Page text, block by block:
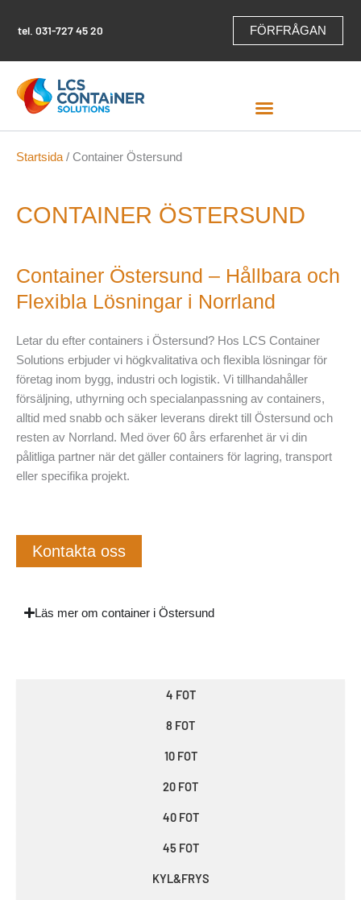
tel.031-727 45 20 FÖRFRÅGAN
Startsida / Container Östersund
CONTAINER ÖSTERSUND
Container Östersund – Hållbara och
Flexibla Lösningar i Norrland
Letar du efter containers i Östersund? Hos LCS Container
Solutions erbjuder vi högkvalitativa och flexibla lösningar för
företag inom bygg, industri och logistik. Vi tillhandahåller
försäljning, uthyrning och specialanpassning av containers,
alltid med snabb och säker leverans direkt till Östersund och
resten av Norrland. Med över 60 års erfarenhet är vi din
pålitliga partner när det gäller containers för lagring, transport
eller specifika projekt.
Kontakta oss
Läs mer om container i Östersund
4 FOT
8 FOT
10 FOT
20 FOT
40 FOT
45 FOT
KYL&FRYS